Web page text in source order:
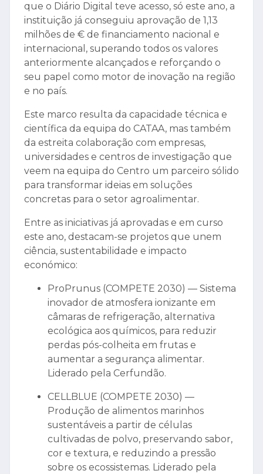
que o Diário Digital teve acesso, só este ano, a
instituição já conseguiu aprovação de 1,13
milhões de € de financiamento nacional e
internacional, superando todos os valores
anteriormente alcançados e reforçando o
seu papel como motor de inovação na região
e no país.
Este marco resulta da capacidade técnica e
científica da equipa do CATAA, mas também
da estreita colaboração com empresas,
universidades e centros de investigação que
veem na equipa do Centro um parceiro sólido
para transformar ideias em soluções
concretas para o setor agroalimentar.
Entre as iniciativas já aprovadas e em curso
este ano, destacam-se projetos que unem
ciência, sustentabilidade e impacto
económico:
ProPrunus (COMPETE 2030) — Sistema
inovador de atmosfera ionizante em
câmaras de refrigeração, alternativa
ecológica aos químicos, para reduzir
perdas pós-colheita em frutas e
aumentar a segurança alimentar.
Liderado pela Cerfundão.
CELLBLUE (COMPETE 2030) —
Produção de alimentos marinhos
sustentáveis a partir de células
cultivadas de polvo, preservando sabor,
cor e textura, e reduzindo a pressão
sobre os ecossistemas. Liderado pela